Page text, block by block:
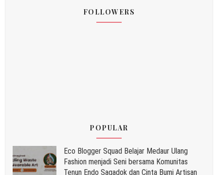
FOLLOWERS
POPULAR
Eco Blogger Squad Belajar Medaur Ulang
Fashion menjadi Seni bersama Komunitas
Tenun Endo Sagadok dan Cinta Bumi Artisan